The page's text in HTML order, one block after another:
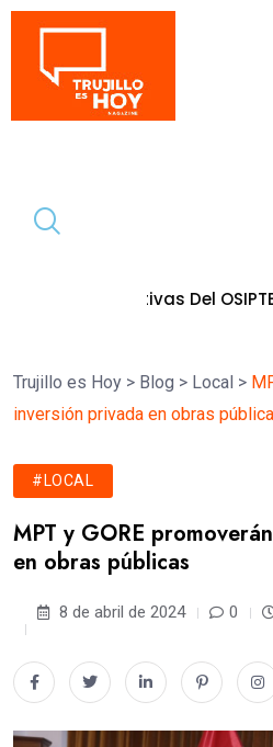
Del OSIPTEL Alcanzaron
Trujillo es Hoy > Blog > Local >
inversión privada en obras
#LOCAL
MPT y GORE
en obras públicas
8 de abril de 2024 0